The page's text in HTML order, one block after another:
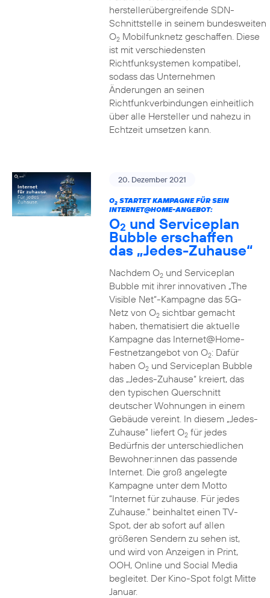
herstellerübergreifende SDN-
Schnittstelle in seinem bundesweiten
O2Mobilfunknetz geschaffen. Diese
ist mit verschiedensten
Richtfunksystemen kompatibel,
sodass das Unternehmen
Änderungen an seinen
Richtfunkverbindungen einheitlich
über alle Hersteller und nahezu in
Echtzeit umsetzen kann.
20. Dezember 2021
O2STARTET KAMPAGNE FÜR SEIN
INTERNET@HOME-ANGEBOT:
O2 und Serviceplan
Bubble erschaffen
das „Jedes-Zuhause“
Nachdem O2und Serviceplan
Bubble mit ihrer innovativen „The
Visible Net“-Kampagne das 5G-
Netz von O2sichtbar gemacht
haben, thematisiert die aktuelle
Kampagne das Internet@Home-
Festnetzangebot von O2: Dafür
haben O2und Serviceplan Bubble
das „Jedes-Zuhause“ kreiert, das
den typischen Querschnitt
deutscher Wohnungen in einem
Gebäude vereint. In diesem „Jedes-
Zuhause” liefert O2für jedes
Bedürfnis der unterschiedlichen
Bewohner:innen das passende
Internet. Die groß angelegte
Kampagne unter dem Motto
“Internet für zuhause. Für jedes
Zuhause.” beinhaltet einen TV-
Spot, der ab sofort auf allen
größeren Sendern zu sehen ist,
und wird von Anzeigen in Print,
OOH, Online und Social Media
begleitet. Der Kino-Spot folgt Mitte
Januar.